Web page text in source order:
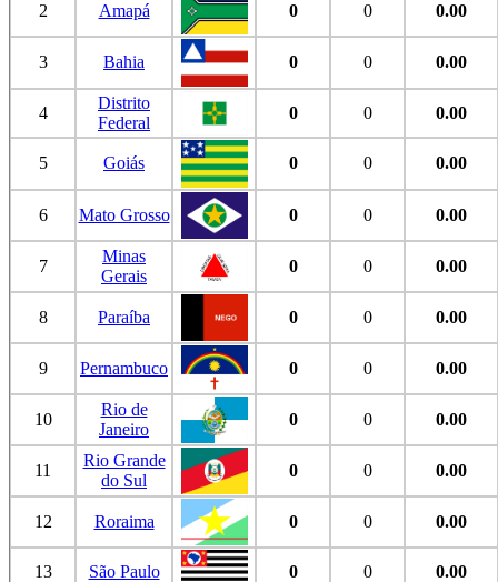
2 Amapá 0 0 0.00
3 Bahia 0 0 0.00
4
Distrito
Federal
0 0 0.00
5 Goiás 0 0 0.00
6 Mato Grosso 0 0 0.00
7
Minas
Gerais
0 0 0.00
8 Paraíba 0 0 0.00
9 Pernambuco 0 0 0.00
10
Rio de
Janeiro
0 0 0.00
11
Rio Grande
do Sul
0 0 0.00
12 Roraima 0 0 0.00
13 São Paulo 0 0 0.00